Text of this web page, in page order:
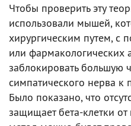
Чтобы проверить эту
использовали мышей,
хирургическим путем, с
или фармакологических
заблокировать большую
симпатического нерва к
Было показано, что
защищает бета-клетки